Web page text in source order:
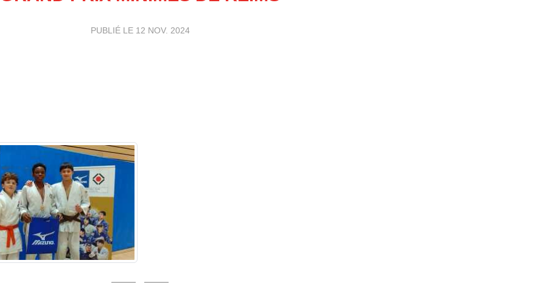
PUBLIÉ LE 12 NOV. 2024